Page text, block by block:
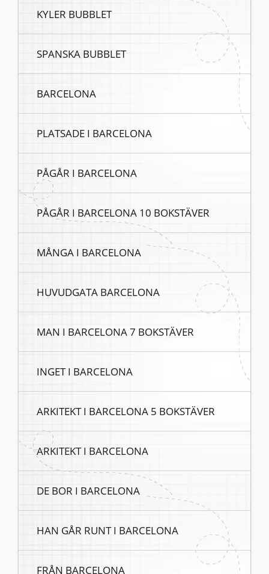
KYLER BUBBLET
SPANSKA BUBBLET
BARCELONA
PLATSADE I BARCELONA
PÅGÅR I BARCELONA
PÅGÅR I BARCELONA 10 BOKSTÄVER
MÅNGA I BARCELONA
HUVUDGATA BARCELONA
MAN I BARCELONA 7 BOKSTÄVER
INGET I BARCELONA
ARKITEKT I BARCELONA 5 BOKSTÄVER
ARKITEKT I BARCELONA
DE BOR I BARCELONA
HAN GÅR RUNT I BARCELONA
FRÅN BARCELONA